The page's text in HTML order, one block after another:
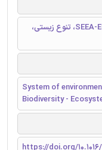
سیستم حسابداری اقتصادی-محیط زیستی، SEEA-EEA، تنوع زیستی،
System of
Biodiversity -
https://doi.org/